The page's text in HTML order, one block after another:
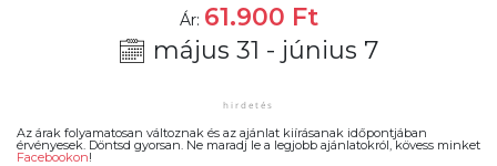
Ár: 61.900 Ft
május 31 - június 7
Az árak folyamatosan változnak és az ajánlat kiírásanak időpontjában
érvényesek. Döntsd gyorsan. Ne maradj le a legjobb ajánlatokról, kövess minket
Facebookon!